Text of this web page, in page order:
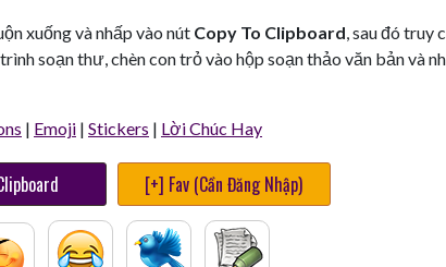
xuống và nhấp vào nút Copy To Clipboard, sau đó truy
soạn thư, chèn con trỏ vào hộp soạn thảo văn bản và
| Emoji | Stickers | Lời Chúc Hay
[+] Fav (Cần Đăng Nhập)